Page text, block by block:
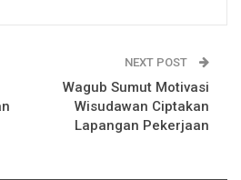
NEXT POST
Wagub Sumut Motivasi
Wisudawan Ciptakan
Lapangan Pekerjaan